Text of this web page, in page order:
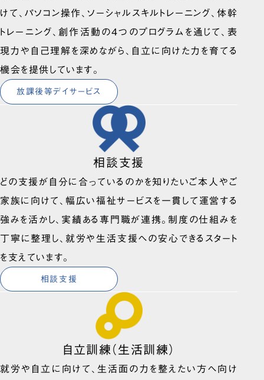
けて、パソコン操作、ソーシャルスキルトレーニング、体幹
トレーニング、創作活動の4つのプログラムを通じて、表
現力や自己理解を深めながら、自立に向けた力を育てる
機会を提供しています。
放課後等デイサービス
相談支援
どの支援が自分に合っているのかを知りたいご本人やご
家族に向けて、幅広い福祉サービスを一貫して運営する
強みを活かし、実績ある専門職が連携。制度の仕組みを
丁寧に整理し、就労や生活支援への安心できるスタート
を支えています。
相談支援
自立訓練（生活訓練）
就労や自立に向けて、生活面の力を整えたい方へ向け